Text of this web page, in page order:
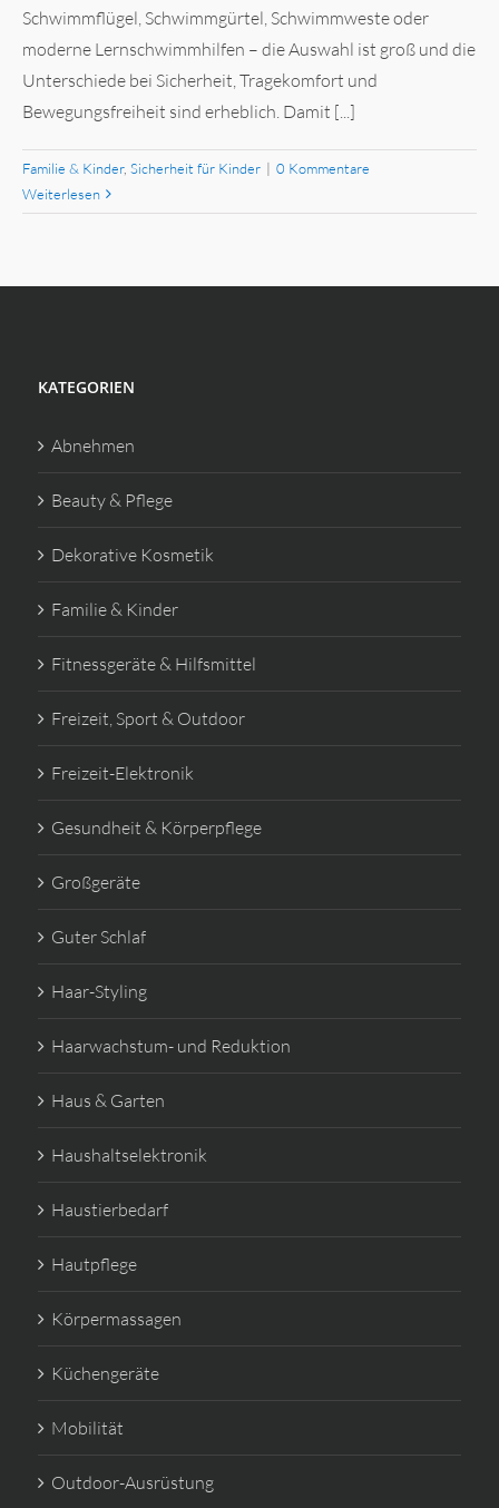
Schwimmflügel, Schwimmgürtel, Schwimmweste oder
moderne Lernschwimmhilfen – die Auswahl ist groß und die
Unterschiede bei Sicherheit, Tragekomfort und
Bewegungsfreiheit sind erheblich. Damit [...]
Familie & Kinder, Sicherheit für Kinder | 0 Kommentare
Weiterlesen
KATEGORIEN
Abnehmen
Beauty & Pflege
Dekorative Kosmetik
Familie & Kinder
Fitnessgeräte & Hilfsmittel
Freizeit, Sport & Outdoor
Freizeit-Elektronik
Gesundheit & Körperpflege
Großgeräte
Guter Schlaf
Haar-Styling
Haarwachstum- und Reduktion
Haus & Garten
Haushaltselektronik
Haustierbedarf
Hautpflege
Körpermassagen
Küchengeräte
Mobilität
Outdoor-Ausrüstung